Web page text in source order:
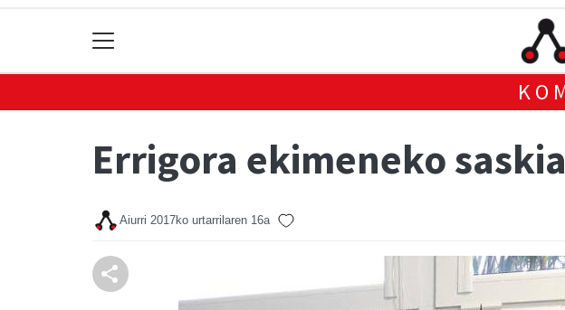
Errigora ekimeneko
Aiurri 2017ko urtarrilaren 16a